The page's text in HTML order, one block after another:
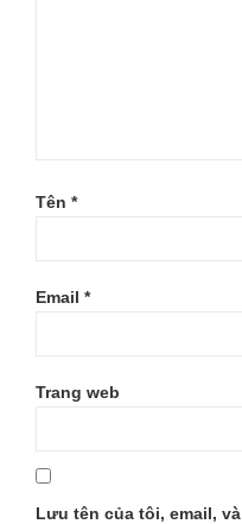
Tên *
Email *
Trang web
Lưu tên của tôi, email,